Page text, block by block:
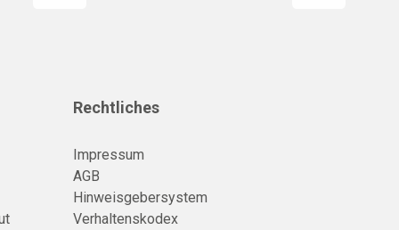
Rechtliches
Impressum
AGB
Hinweisgebersystem
Verhaltenskodex